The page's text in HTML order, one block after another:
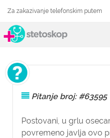
Za zakazivanje telefonskim putem
Pitanje broj: #63595
Postovani, u grlu
povremeno javlja ovo